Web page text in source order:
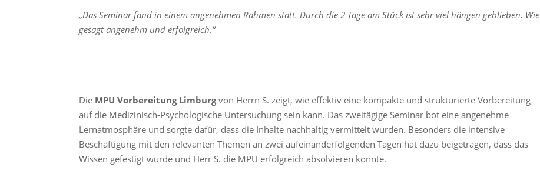
„Das Seminar fand in einem angenehmen Rahmen statt. Durch die 2 Tage am Stück ist sehr viel hängen geblieben. Wie
gesagt angenehm und erfolgreich.“
Die MPU Vorbereitung Limburgvon Herrn S. zeigt, wie effektiv eine kompakte und strukturierte Vorbereitung
auf die Medizinisch-Psychologische Untersuchung sein kann. Das zweitägige Seminar bot eine angenehme
Lernatmosphäre und sorgte dafür, dass die Inhalte nachhaltig vermittelt wurden. Besonders die intensive
Beschäftigung mit den relevanten Themen an zwei aufeinanderfolgenden Tagen hat dazu beigetragen, dass das
Wissen gefestigt wurde und Herr S. die MPU erfolgreich absolvieren konnte.